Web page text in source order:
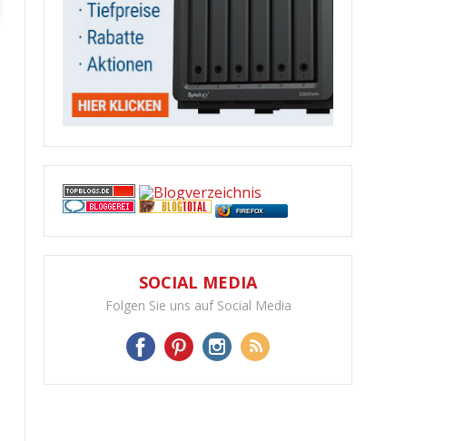
FIREFOX
SOCIAL MEDIA
Folgen Sie uns auf Social Media